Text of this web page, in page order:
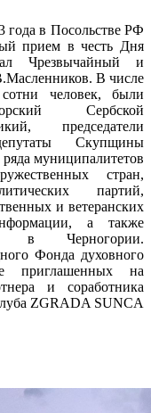
года в Посольстве РФ
прием в честь Дня
Чрезвычайный и
В числе
человек, были
Сербской
председатели
Скупщины
муниципалитетов
стран,
партий,
и ветеранских
а также
в Черногории.
Фонда духовного
приглашенных на
и соработника
ZGRADA SUNCA